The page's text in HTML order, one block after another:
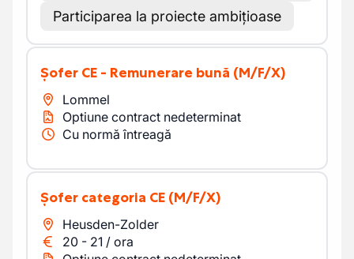
Participarea la proiecte ambițioase
șofer CE - Remunerare bună (M/F/X)
Lommel
Optiune contract nedeterminat
Cu normă întreagă
Șofer categoria CE (M/F/X)
Heusden-Zolder
20 - 21 / ora